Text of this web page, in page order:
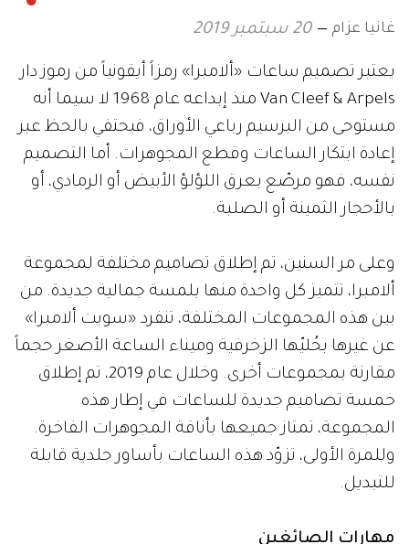
غانيا عزام 20 سبتمبر 2019
يعتبر تصميم ساعات «ألامبرا» رمزاً أيقونياً من رموز دار
Van Cleef & Arpels منذ إبداعه عام 1968 لا سيما أنه
مستوحى من البرسيم رباعي الأوراق، فيحتفي بالحظ عبر
إعادة ابتكار الساعات وقطع المجوهرات. أما التصميم
نفسه، فهو مرصّع بعرق اللؤلؤ الأبيض أو الرمادي، أو
بالأحجار الثمينة أو الصلبة.
وعلى مر السنين، تم إطلاق تصاميم مختلفة لمجموعة
ألامبرا، تتميز كل واحدة منها بلمسة جمالية جديدة. من
بين هذه المجموعات المختلفة، تنفرد «سويت ألامبرا»
عن غيرها بحُليّها الزخرفية وميناء الساعة الأصغر حجماً
مقارنة بمجموعات أخرى. وخلال عام 2019، تم إطلاق
خمسة تصاميم جديدة للساعات في إطار هذه
المجموعة، تمتاز جميعها بأناقة المجوهرات الفاخرة.
وللمرة الأولى، تزوّد هذه الساعات بأساور جلدية قابلة
للتبديل.
مهارات الصائغين